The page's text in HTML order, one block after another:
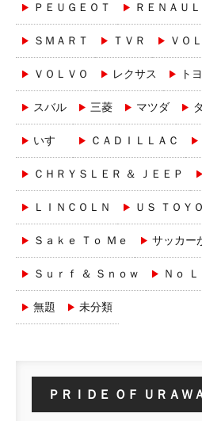
ＰＥＵＧＥＯＴ ＲＥＮＡＵＬ
ＳＭＡＲＴ ＴＶＲ ＶＯ
ＶＯＬＶＯ レクサス ト
スバル 三菱 マツダ
いすゞ ＣＡＤＩＬＬＡＣ
ＣＨＲＹＳＬＥＲ ＆ ＪＥＥＰ
ＬＩＮＣＯＬＮ ＵＳ ＴＯＹ
Ｓａｋｅ Ｔｏ Ｍｅ サッカー
Ｓｕｒｆ ＆ Ｓｎｏｗ Ｎｏ
無題 未分類
ＰＲＩＤＥ ＯＦ ＵＲＡＷ